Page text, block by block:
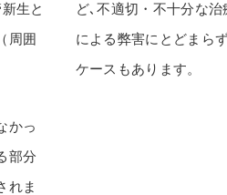
生と
周囲
かっ
部分
れま
ど､不適切・不十分な
による弊害にとどまら
ケースもあります。